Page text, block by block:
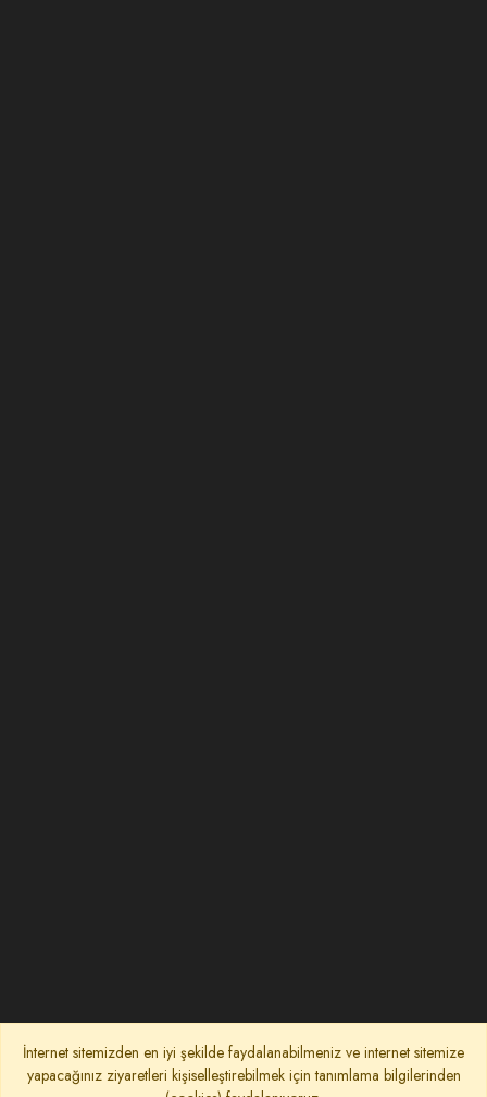
İnternet sitemizden en iyi şekilde faydalanabilmeniz ve internet sitemize
yapacağınız ziyaretleri kişiselleştirebilmek için tanımlama bilgilerinden